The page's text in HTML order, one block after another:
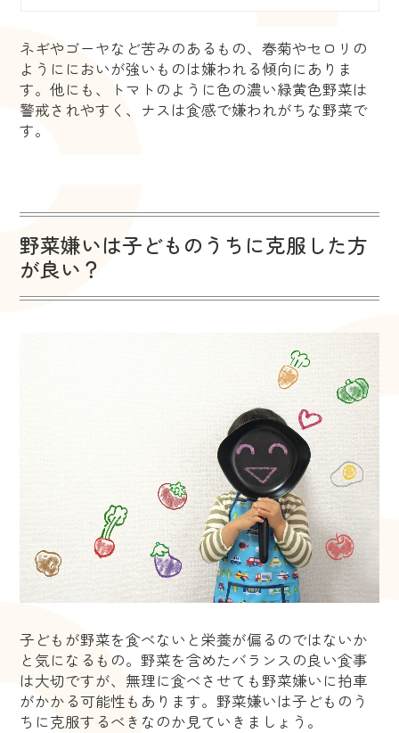
ネギやゴーヤなど苦みのあるもの、春菊やセロリの
ようににおいが強いものは嫌われる傾向にありま
す。他にも、トマトのように色の濃い緑黄色野菜は
警戒されやすく、ナスは食感で嫌われがちな野菜で
す。
野菜嫌いは子どものうちに克服した方
が良い？
子どもが野菜を食べないと栄養が偏るのではないか
と気になるもの。野菜を含めたバランスの良い食事
は大切ですが、無理に食べさせても野菜嫌いに拍車
がかかる可能性もあります。野菜嫌いは子どものう
ちに克服するべきなのか見ていきましょう。